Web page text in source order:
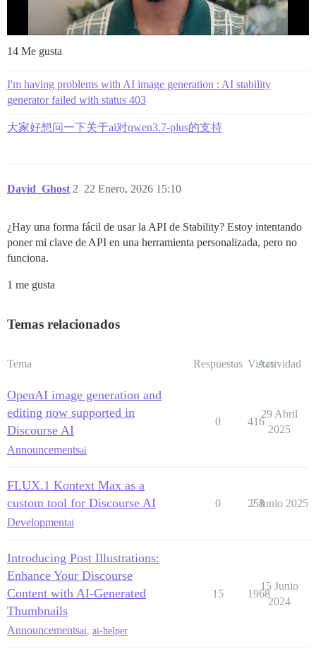
14 Me gusta
I'm having problems with AI image generation : AI stability
generator failed with status 403
大家好想问一下关于ai对qwen3.7-plus的支持
David_Ghost 22 Enero, 2026 15:10
2
¿Hay una forma fácil de usar la API de Stability? Estoy intentando
poner mi clave de API en una herramienta personalizada, pero no
funciona.
1 me gusta
Temas relacionados
Tema Respuestas Vistas
Actividad
OpenAI image generation and
editing now supported in
Discourse AI
Announcementsai
0 416
29 Abril
2025
FLUX.1 Kontext Max as a
custom tool for Discourse AI
Developmentai
0 258
2 Junio 2025
Introducing Post Illustrations:
Enhance Your Discourse
Content with AI-Generated
Thumbnails
Announcementsai ai-helper
15 1968
15 Junio
2024